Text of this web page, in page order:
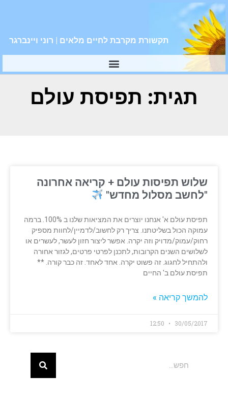
תקשורת מקרבת לחיים מלאים | רוני ויינברגר
תגית: תפיסת עולם
שלוש תפיסות עולם + קריאה אחרונה
"לחשב מסלול מחדש"
תפיסת עולם א' אנחנו יוצרים את המציאות שלנו ב 100%. ברמה
עמוקה הכול בשליטתנו. צריך רק לחשוב/לדמיין/לחוות מספיק
רחוק/עמוק/מדויק וזה יקרה. אפשר ליצור חזון לעשר, לעשרים או
לשלושים השנים הקרובות, לתכנן לפרטי פרטים, לגזור אחורה
ולהתחיל לחגוג. זה פשוט יקרה. אחד לאחד. זה כבר קורה. **
תפיסת עולם ב' החיים
להמשך קריאה »
30/05/2017